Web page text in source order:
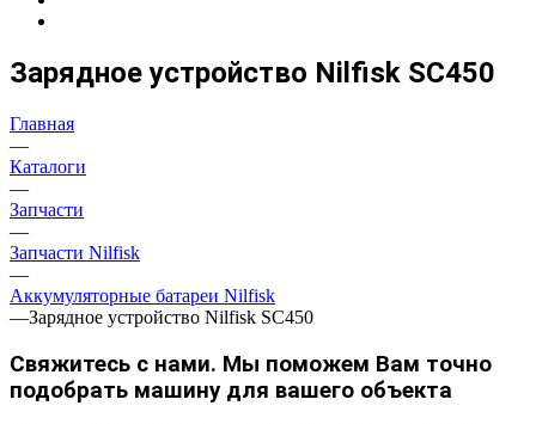
Зарядное устройство Nilfisk SC450
Главная
—
Каталоги
—
Запчасти
—
Запчасти Nilfisk
—
Аккумуляторные батареи Nilfisk
—Зарядное устройство Nilfisk SC450
Свяжитесь с нами. Мы поможем Вам точно
подобрать машину для вашего объекта